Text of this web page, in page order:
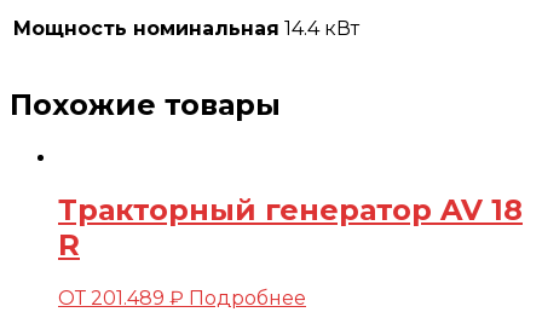
Мощность номинальная 14.4 кВт
Похожие товары
Тракторный генератор AV 18
R
ОТ 201.489 ₽ Подробнее